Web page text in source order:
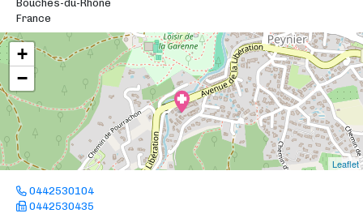
Bouches-du-Rhône
France
+
−
Leaflet
0442530104
0442530435